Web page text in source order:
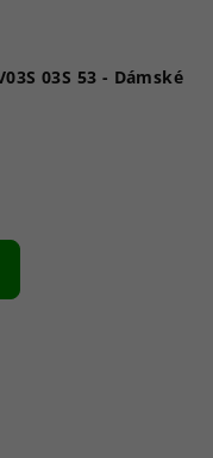
Hally & Son sluneční brýle HS901V03S 03S 53 - Dámské